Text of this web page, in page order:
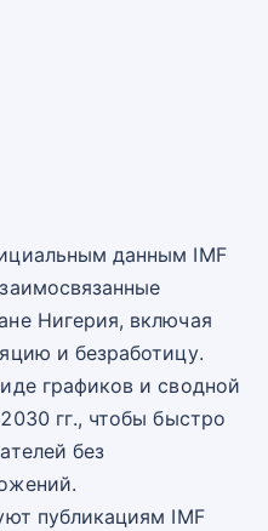
данным IMF
Нигерия, включая
и безработицу.
графиков и сводной
гг., чтобы быстро
без
публикациям IMF